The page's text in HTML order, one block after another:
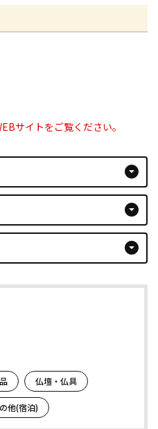
サイトをご覧ください。
arrow_drop_down_circle
arrow_drop_down_circle
arrow_drop_down_circle
仏壇・仏具
他(宿泊)